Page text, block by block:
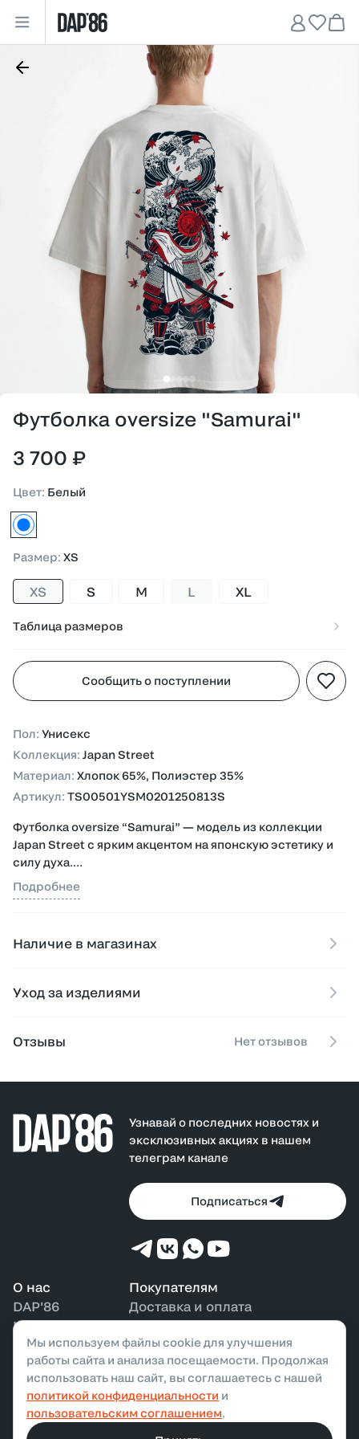
• Футболки
Футболка oversize "Samurai"
3 700 ₽
Цвет: Белый
белый
Размер: XS
XS S M L XL
Таблица размеров
Сообщить о поступлении
Пол: Унисекс
Коллекция: Japan Street
Материал: Хлопок 65%, Полиэстер 35%
Артикул: TS00501YSM0201250813S
Футболка oversize “Samurai” — модель из коллекции
Japan Street с ярким акцентом на японскую эстетику и
силу духа.
Выполнена из хлопка 65% и полиэстера 35%, сочетая
Принт на спине с самураем и катаной на фоне волн,
Идеально вписывается в образы в стиле streetwear с
Подробнее
Наличие в магазинах
Уход за изделиями
Отзывы Нет отзывов
О нас
DAP'86
Контакты
Наши магазины
Покупателям
Доставка и оплата
Возврат и обмен
Бонусная программа
Узнавай о последних новостях и
эксклюзивных акциях в нашем
телеграм канале
Подписаться
ООО «ДАП»,2026. Все права защищены
Политика конфиденциальности
Мы используем файлы cookie для улучшения
работы сайта и анализа посещаемости. Продолжая
использовать наш сайт, вы соглашаетесь с нашей
политикой конфиденциальности и
пользовательским соглашением.